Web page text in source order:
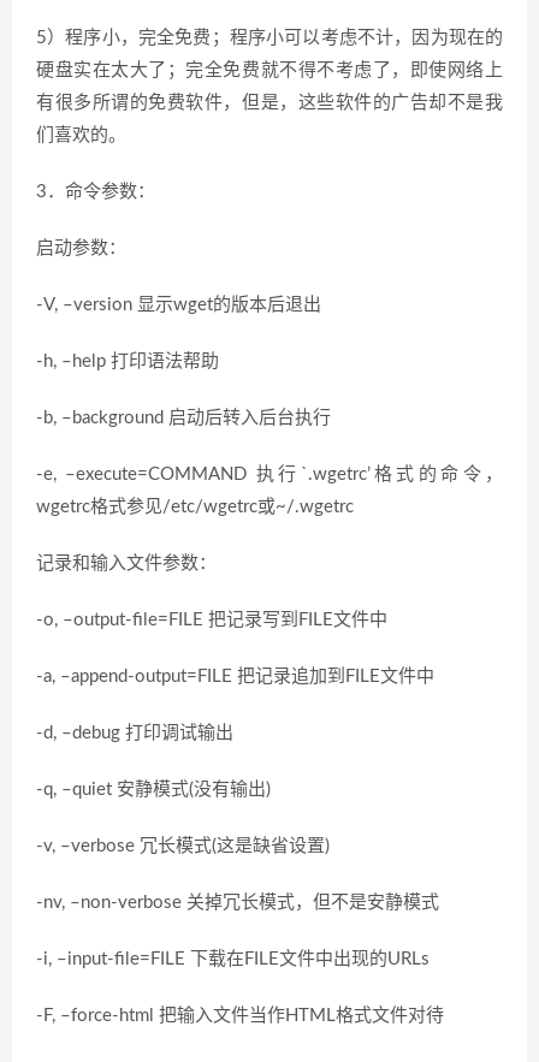
5）程序小，完全免费；程序小可以考虑不计，因为现在的
硬盘实在太大了；完全免费就不得不考虑了，即使网络上
有很多所谓的免费软件，但是，这些软件的广告却不是我
们喜欢的。
3．命令参数：
启动参数：
-V, –version 显示wget的版本后退出
-h, –help 打印语法帮助
-b, –background 启动后转入后台执行
-e, –execute=COMMAND 执行`.wgetrc’格式的命令，
wgetrc格式参见/etc/wgetrc或~/.wgetrc
记录和输入文件参数：
-o, –output-file=FILE 把记录写到FILE文件中
-a, –append-output=FILE 把记录追加到FILE文件中
-d, –debug 打印调试输出
-q, –quiet 安静模式(没有输出)
-v, –verbose 冗长模式(这是缺省设置)
-nv, –non-verbose 关掉冗长模式，但不是安静模式
-i, –input-file=FILE 下载在FILE文件中出现的URLs
-F, –force-html 把输入文件当作HTML格式文件对待